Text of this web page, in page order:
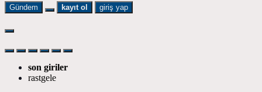
Gündem kayıt ol giriş yap
son giriler
rastgele